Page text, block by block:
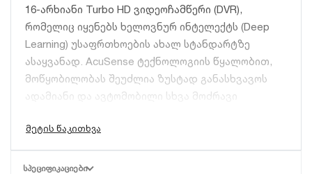
16-არხიანი Turbo HD ვიდეოჩამწერი (DVR),
რომელიც იყენებს ხელოვნურ ინტელექტს (Deep
Learning) უსაფრთხოების ახალ სტანდარტზე
ასაყვანად. AcuSense ტექნოლოგიის წყალობით,
მოწყობილობას შეუძლია ზუსტად განასხვავოს
ადამიანი და ავტომობილი სხვა მოძრავი
რაც 90%-ით ამცირებს ცრუ განგაშის სიხშირეს.
ძირითადი მახასიათებლები და
ᲡᲞᲔᲪᲘᲤᲘᲙᲐᲪᲘᲔᲑᲘ